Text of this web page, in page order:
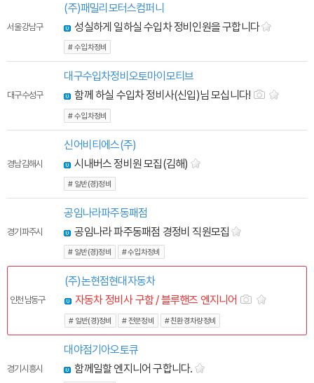
서울 강남구
(주)패밀리모터스컴퍼니
성실하게 일하실 수입차 정비인원을 구합니다
# 수입차정비
대구 수성구
대구수입차정비오토마이모티브
함께 하실 수입차 정비사(신입)님 모십니다!
# 수입차정비
경남 김해시
신어비티에스(주)
시내버스 정비원 모집(김해)
# 일반(경)정비
경기 파주시
공임나라파주동패점
공임나라 파주동패점 경정비 직원모집
# 일반(경)정비 # 수입차정비
인천 남동구
(주)논현점현대자동차
자동차 정비사 구함 / 블루핸즈 엔지니어
# 일반(경)정비 # 전문정비 # 친환경차량정비
경기 시흥시
대야점기아오토큐
함께일할 엔지니어 구합니다.